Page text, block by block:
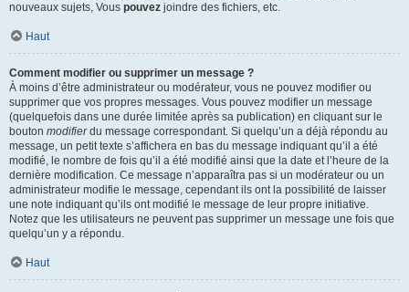
nouveaux sujets, Vous pouvez joindre des fichiers, etc.
Haut
Comment modifier ou supprimer un message ?
À moins d’être administrateur ou modérateur, vous ne pouvez modifier ou
supprimer que vos propres messages. Vous pouvez modifier un message
(quelquefois dans une durée limitée après sa publication) en cliquant sur le
bouton modifierdu message correspondant. Si quelqu’un a déjà répondu au
message, un petit texte s’affichera en bas du message indiquant qu’il a été
modifié, le nombre de fois qu’il a été modifié ainsi que la date et l’heure de la
dernière modification. Ce message n’apparaîtra pas si un modérateur ou un
administrateur modifie le message, cependant ils ont la possibilité de laisser
une note indiquant qu’ils ont modifié le message de leur propre initiative.
Notez que les utilisateurs ne peuvent pas supprimer un message une fois que
quelqu’un y a répondu.
Haut